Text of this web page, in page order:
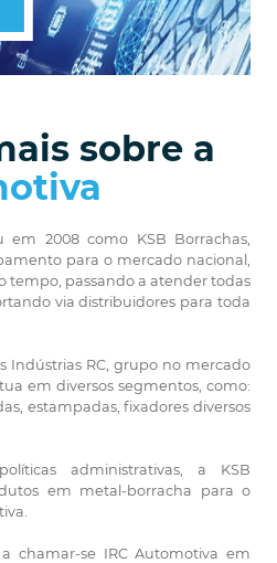
sobre a
em 2008 como KSB Borrachas,
para o mercado nacional,
tempo, passando a atender todas
via distribuidores para toda
Indústrias RC, grupo no mercado
em diversos segmentos, como:
estampadas, fixadores diversos
administrativas, a KSB
em metal-borracha para o
chamar-se IRC Automotiva em